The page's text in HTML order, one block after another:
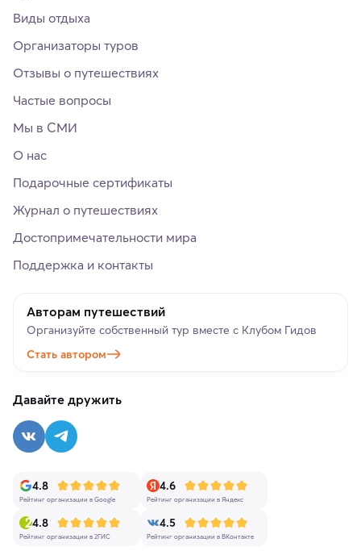
Виды отдыха
Организаторы туров
Отзывы о путешествиях
Частые вопросы
Мы в СМИ
О нас
Подарочные сертификаты
Журнал о путешествиях
Достопримечательности мира
Поддержка и контакты
Авторам путешествий
Организуйте собственный тур вместе с Клубом Гидов
Стать автором
Давайте дружить
4.8
Рейтинг организации в Google
4.6
Рейтинг организации в Яндекс
4.8
Рейтинг организации в 2ГИС
4.5
Рейтинг организации в ВКонтакте